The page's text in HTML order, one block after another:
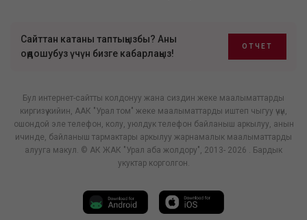
Сайттан катаны таптыңызбы? Аны
оңдошубуз үчүн бизге кабарлаңыз!
ОТЧЕТ
Бул интернет-сайтты колдонуу жана сиздин жеке маалыматтарды
киргизүү кийин, ААК "Урал том" жеке маалыматтарды иштеп чыгуу үчүн,
ошондой эле телефон, колу, уюлдук телефон байланыш аркылуу, анын
ичинде, байланыш тармактары аркылуу жарнамалык маалыматтарды
алууга макул. © АК ЖАК "Урал аба жолдору", 2013- 2026 . Бардык
укуктар корголгон.